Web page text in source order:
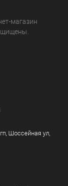
магазин
Шоссейная ул,